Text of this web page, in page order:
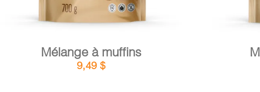
Mélange à muffins
9,49 $